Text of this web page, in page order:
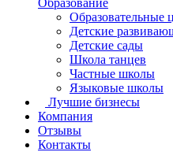
Образование
Образовательные
Детские
Детские сады
Школа танцев
Частные школы
Языковые школы
Лучшие бизнесы
Компания
Отзывы
Контакты